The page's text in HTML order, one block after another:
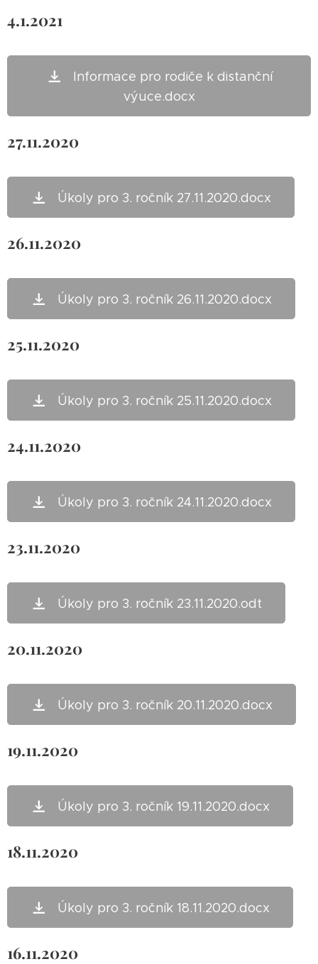
4.1.2021
Informace pro rodiče k distanční
výuce.docx
27.11.2020
Úkoly pro 3. ročník 27.11.2020.docx
26.11.2020
Úkoly pro 3. ročník 26.11.2020.docx
25.11.2020
Úkoly pro 3. ročník 25.11.2020.docx
24.11.2020
Úkoly pro 3. ročník 24.11.2020.docx
23.11.2020
Úkoly pro 3. ročník 23.11.2020.odt
20.11.2020
Úkoly pro 3. ročník 20.11.2020.docx
19.11.2020
Úkoly pro 3. ročník 19.11.2020.docx
18.11.2020
Úkoly pro 3. ročník 18.11.2020.docx
16.11.2020